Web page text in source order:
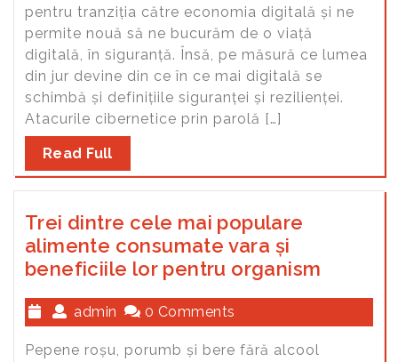
pentru tranziția către economia digitală și ne
permite nouă să ne bucurăm de o viață
digitală, în siguranță. Însă, pe măsură ce lumea
din jur devine din ce în ce mai digitală se
schimbă și definițiile siguranței și rezilienței.
Atacurile cibernetice prin parolă […]
Read Full
Trei dintre cele mai populare
alimente consumate vara și
beneficiile lor pentru organism
admin 0 Comments
Pepene roșu, porumb și bere fără alcool